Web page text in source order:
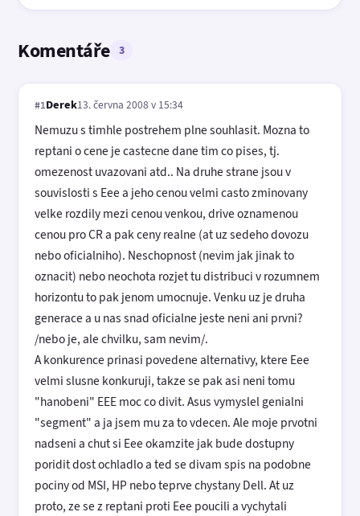
Komentáře 3
#1 Derek13. června 2008 v 15:34
Nemuzu s timhle postrehem plne souhlasit. Mozna to
reptani o cene je castecne dane tim co pises, tj.
omezenost uvazovani atd.. Na druhe strane jsou v
souvislosti s Eee a jeho cenou velmi casto zminovany
velke rozdily mezi cenou venkou, drive oznamenou
cenou pro CR a pak ceny realne (at uz sedeho dovozu
nebo oficialniho). Neschopnost (nevim jak jinak to
oznacit) nebo neochota rozjet tu distribuci v rozumnem
horizontu to pak jenom umocnuje. Venku uz je druha
generace a u nas snad oficialne jeste neni ani prvni?
/nebo je, ale chvilku, sam nevim/.
A konkurence prinasi povedene alternativy, ktere Eee
velmi slusne konkuruji, takze se pak asi neni tomu
"hanobeni" EEE moc co divit. Asus vymyslel genialni
"segment" a ja jsem mu za to vdecen. Ale moje prvotni
nadseni a chut si Eee okamzite jak bude dostupny
poridit dost ochladlo a ted se divam spis na podobne
pociny od MSI, HP nebo teprve chystany Dell. At uz
proto, ze se z reptani proti Eee poucili a vychytali